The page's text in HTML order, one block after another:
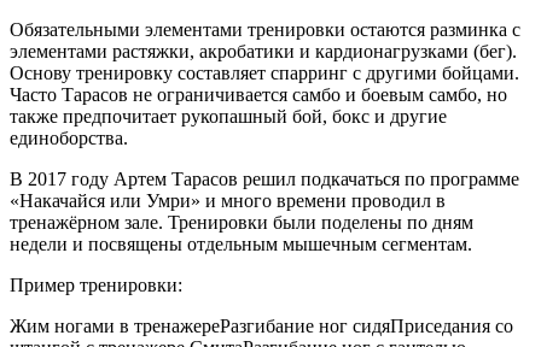
Обязательными элементами тренировки остаются разминка с
элементами растяжки, акробатики и кардионагрузками (бег).
Основу тренировку составляет спарринг с другими бойцами.
Часто Тарасов не ограничивается самбо и боевым самбо, но
также предпочитает рукопашный бой, бокс и другие
единоборства.
В 2017 году Артем Тарасов решил подкачаться по программе
«Накачайся или Умри» и много времени проводил в
тренажёрном зале. Тренировки были поделены по дням
недели и посвящены отдельным мышечным сегментам.
Пример тренировки:
Жим ногами в тренажереРазгибание ног сидяПриседания со